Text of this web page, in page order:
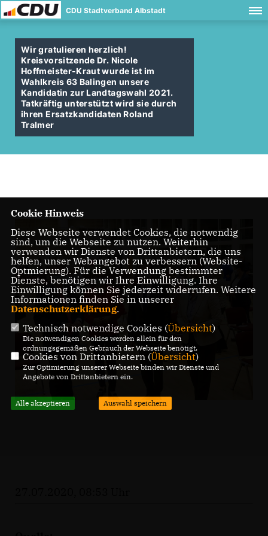
CDU Stadtverband Albstadt
Wir gratulieren herzlich!
Kreisvorsitzende Dr. Nicole
Hoffmeister-Kraut wurde ist im
Wahlkreis 63 Balingen unsere
Kandidatin zur Landtagswahl 2021.
Tatkräftig unterstützt wird sie durch
ihren Ersatzkandidaten Roland
Tralmer
Cookie Hinweis
Diese Webseite verwendet Cookies, die notwendig
sind, um die Webseite zu nutzen. Weiterhin
verwenden wir Dienste von Drittanbietern, die uns
helfen, unser Webangebot zu verbessern (Website-
Optmierung). Für die Verwendung bestimmter
Dienste, benötigen wir Ihre Einwilligung. Ihre
Einwilligung können Sie jederzeit widerrufen. Weitere
Informationen finden Sie in unserer
Datenschutzerklärung.
Technisch notwendige Cookies (Übersicht)
Die notwendigen Cookies werden allein für den
ordnungsgemäßen Gebrauch der Webseite benötigt.
Cookies von Drittanbietern (Übersicht)
Zur Optimierung unserer Webseite binden wir Dienste und
Angebote von Drittanbietern ein.
Alle akzeptieren Auswahl speichern